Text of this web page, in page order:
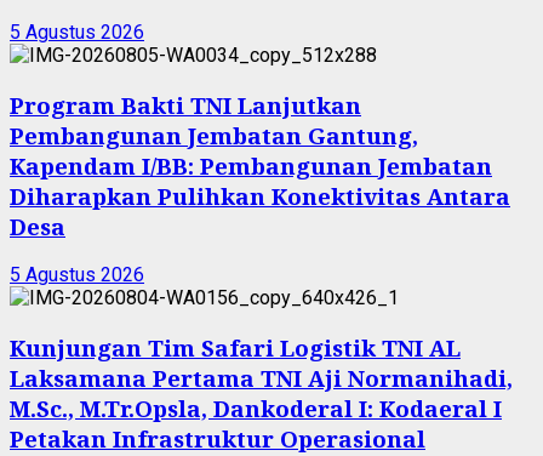
5 Agustus 2026
Program Bakti TNI Lanjutkan
Pembangunan Jembatan Gantung,
Kapendam I/BB: Pembangunan Jembatan
Diharapkan Pulihkan Konektivitas Antara
Desa
5 Agustus 2026
Kunjungan Tim Safari Logistik TNI AL
Laksamana Pertama TNI Aji Normanihadi,
M.Sc., M.Tr.Opsla, Dankoderal I: Kodaeral I
Petakan Infrastruktur Operasional